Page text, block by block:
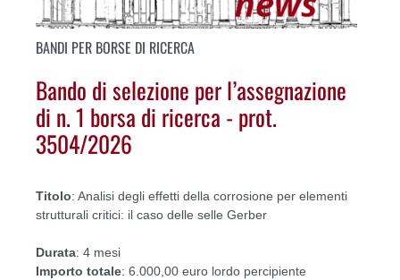
BANDI PER BORSE DI RICERCA
Bando di selezione per l’assegnazione
di n. 1 borsa di ricerca - prot.
3504/2026
Titolo: Analisi degli effetti della corrosione per elementi
strutturali critici: il caso delle selle Gerber
Durata: 4 mesi
Importo totale: 6.000,00 euro lordo percipiente